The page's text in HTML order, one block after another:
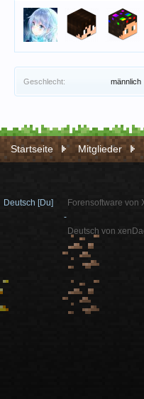
Geschlecht: männlich
Startseite Mitglieder
Deutsch [Du]
Forensoftware
-
Deutsch von